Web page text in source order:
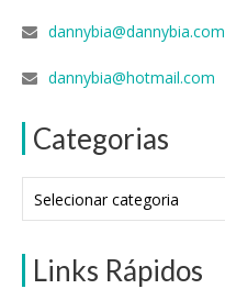
dannybia@dannybia.com
dannybia@hotmail.com
Categorias
Links Rápidos